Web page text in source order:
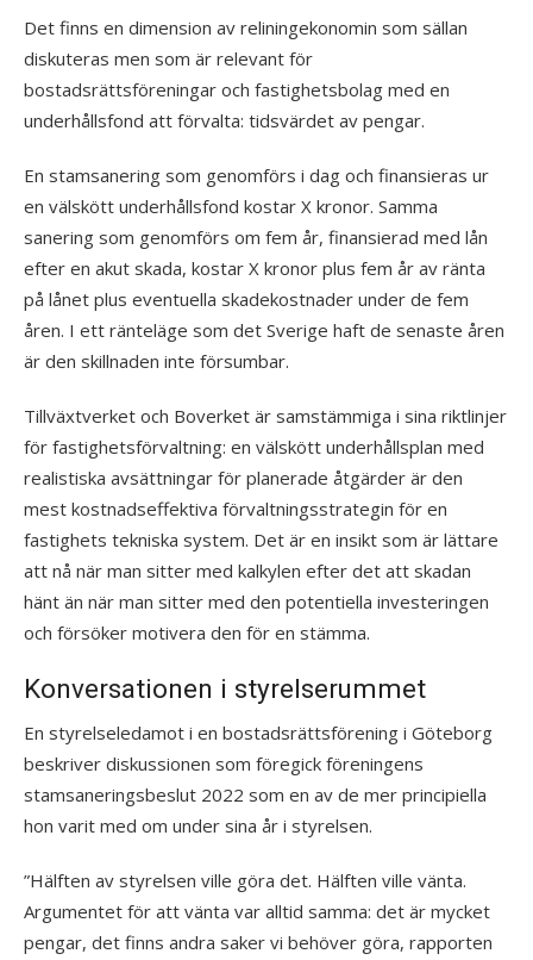
Det finns en dimension av reliningekonomin som sällan
diskuteras men som är relevant för
bostadsrättsföreningar och fastighetsbolag med en
underhållsfond att förvalta: tidsvärdet av pengar.
En stamsanering som genomförs i dag och finansieras ur
en välskött underhållsfond kostar X kronor. Samma
sanering som genomförs om fem år, finansierad med lån
efter en akut skada, kostar X kronor plus fem år av ränta
på lånet plus eventuella skadekostnader under de fem
åren. I ett ränteläge som det Sverige haft de senaste åren
är den skillnaden inte försumbar.
Tillväxtverket och Boverket är samstämmiga i sina riktlinjer
för fastighetsförvaltning: en välskött underhållsplan med
realistiska avsättningar för planerade åtgärder är den
mest kostnadseffektiva förvaltningsstrategin för en
fastighets tekniska system. Det är en insikt som är lättare
att nå när man sitter med kalkylen efter det att skadan
hänt än när man sitter med den potentiella investeringen
och försöker motivera den för en stämma.
Konversationen i styrelserummet
En styrelseledamot i en bostadsrättsförening i Göteborg
beskriver diskussionen som föregick föreningens
stamsaneringsbeslut 2022 som en av de mer principiella
hon varit med om under sina år i styrelsen.
”Hälften av styrelsen ville göra det. Hälften ville vänta.
Argumentet för att vänta var alltid samma: det är mycket
pengar, det finns andra saker vi behöver göra, rapporten